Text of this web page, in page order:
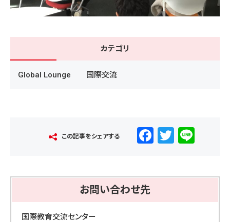
カテゴリ
Global Lounge 国際交流
この記事をシェアする
F
e
b
T
er
お問い合わせ先
国際教育交流センター